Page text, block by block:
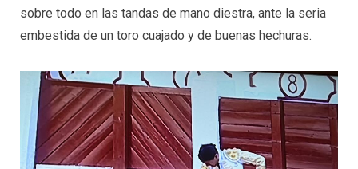
sobre todo en las tandas de mano diestra, ante la seria
embestida de un toro cuajado y de buenas hechuras.